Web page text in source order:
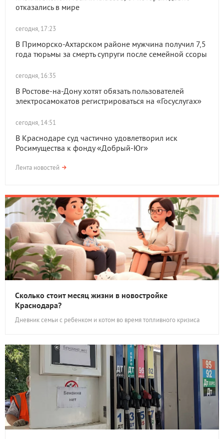
отказались в мире
сегодня, 17:23
В Приморско-Ахтарском районе мужчина получил 7,5
года тюрьмы за смерть супруги после семейной ссоры
сегодня, 16:35
В Ростове-на-Дону хотят обязать пользователей
электросамокатов регистрироваться на «Госуслугах»
сегодня, 14:51
В Краснодаре суд частично удовлетворил иск
Росимущества к фонду «Добрый-Юг»
Лента новостей
Сколько стоит месяц жизни в новостройке
Краснодара?
Дневник семьи с ребенком и котом во время топливного кризиса